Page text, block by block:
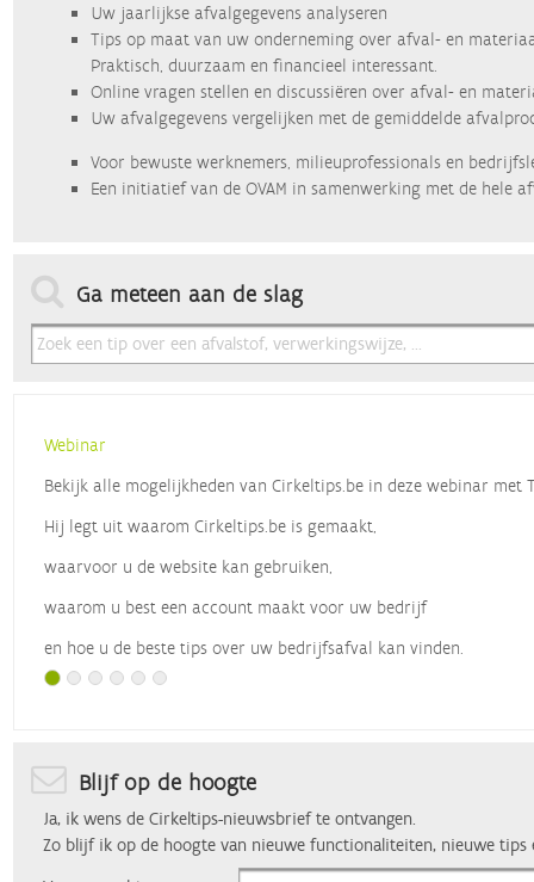
Uw jaarlijkse afvalgegevens analyseren
Tips op maat van uw onderneming over afval- en
Praktisch, duurzaam en financieel interessant.
Online vragen stellen en discussiëren over afval- en
Uw afvalgegevens vergelijken met de gemiddelde
Voor bewuste werknemers, milieuprofessionals en
Een initiatief van de OVAM in samenwerking met de hele
Ga meteen aan de slag
Webinar
Bekijk alle mogelijkheden van Cirkeltips.be in deze webinar met
Hij legt uit waarom Cirkeltips.be is gemaakt,
waarvoor u de website kan gebruiken,
waarom u best een account maakt voor uw bedrijf
en hoe u de beste tips over uw bedrijfsafval kan vinden.
Blijf op de hoogte
Ja, ik wens de Cirkeltips-nieuwsbrief te ontvangen.
Zo blijf ik op de hoogte van nieuwe functionaliteiten, nieuwe tips